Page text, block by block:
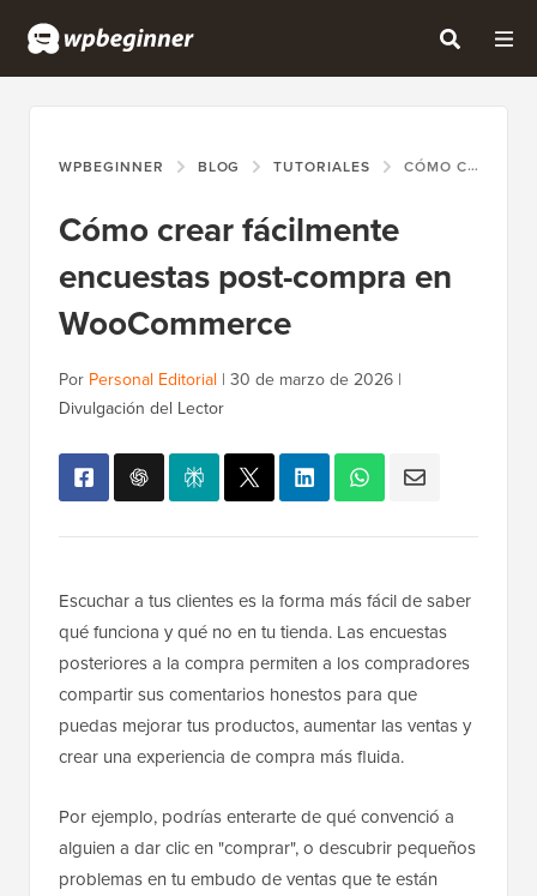
WPBEGINNER BLOG TUTORIALES CÓMO CREAR FÁCILMENTE ENCUESTAS POST-COMPRA EN WOOCOMMERCE
Cómo crear fácilmente
encuestas post-compra en
WooCommerce
Por Personal Editorial | 30 de marzo de 2026 |
Divulgación del Lector
Escuchar a tus clientes es la forma más fácil de saber
qué funciona y qué no en tu tienda. Las encuestas
posteriores a la compra permiten a los compradores
compartir sus comentarios honestos para que
puedas mejorar tus productos, aumentar las ventas y
crear una experiencia de compra más fluida.
Por ejemplo, podrías enterarte de qué convenció a
alguien a dar clic en "comprar", o descubrir pequeños
problemas en tu embudo de ventas que te están